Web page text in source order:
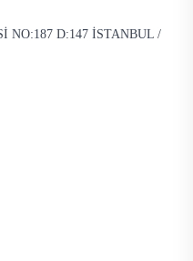
NO:187 D:147 İSTANBUL /